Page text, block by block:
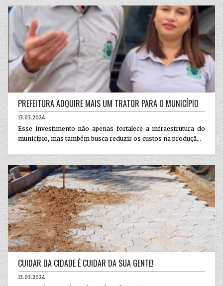
PREFEITURA ADQUIRE MAIS UM TRATOR PARA O MUNICÍPIO
13.03.2024
Esse investimento não apenas fortalece a infraestrutura do
município, mas também busca reduzir os custos na produçã...
CUIDAR DA CIDADE É CUIDAR DA SUA GENTE!
13.03.2024